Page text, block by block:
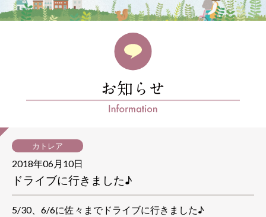
カトレア
2018年06月10日
ドライブに行きました♪
5/30、6/6に佐々までドライブに行きました♪